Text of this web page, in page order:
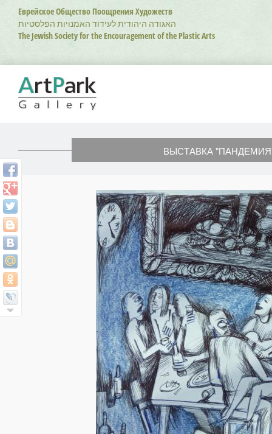
Перейти
основному
содержанию
Еврейское Общество Поощрения Художеств
האגודה היהודית לעידוד האמנויות הפלסטיות
The Jewish Society for the Encouragement of the Plastic Arts
ВЫСТАВКА